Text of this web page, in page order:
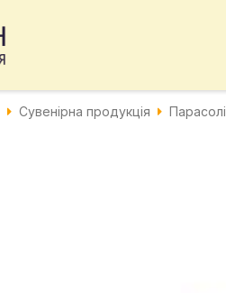
Сувенірна продукція Парасолі